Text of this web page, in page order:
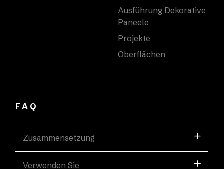
Ausführung Dekorative
Paneele
Projekte
Oberflächen
FAQ
Zusammensetzung
Verwenden Sie